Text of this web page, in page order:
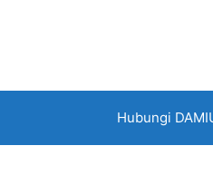
Hubungi